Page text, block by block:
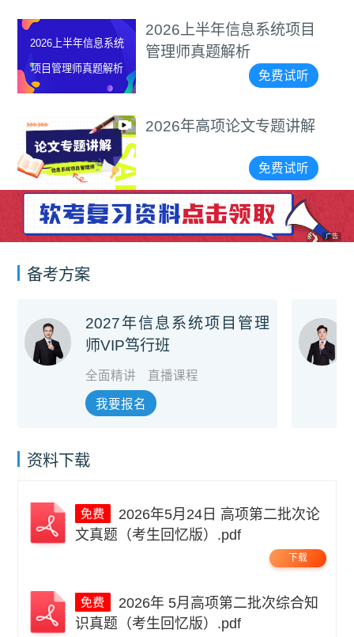
2026上半年信息系统
项目管理师真题解析
2026上半年信息系统项目
管理师真题解析
免费试听
2026年高项论文专题讲解
免费试听
广告
备考方案
2027年信息系统项目管理
师VIP笃行班
全面精讲 直播课程
我要报名
资料下载
文真题（考生回忆版）.pdf
下载
识真题（考生回忆版）.pdf